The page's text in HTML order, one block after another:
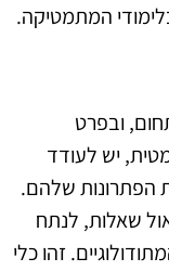
המתמטיקה.
ובפרט
יש לעודד
הפתרונות שלהם.
שאלות, לנתח
זהו כלי